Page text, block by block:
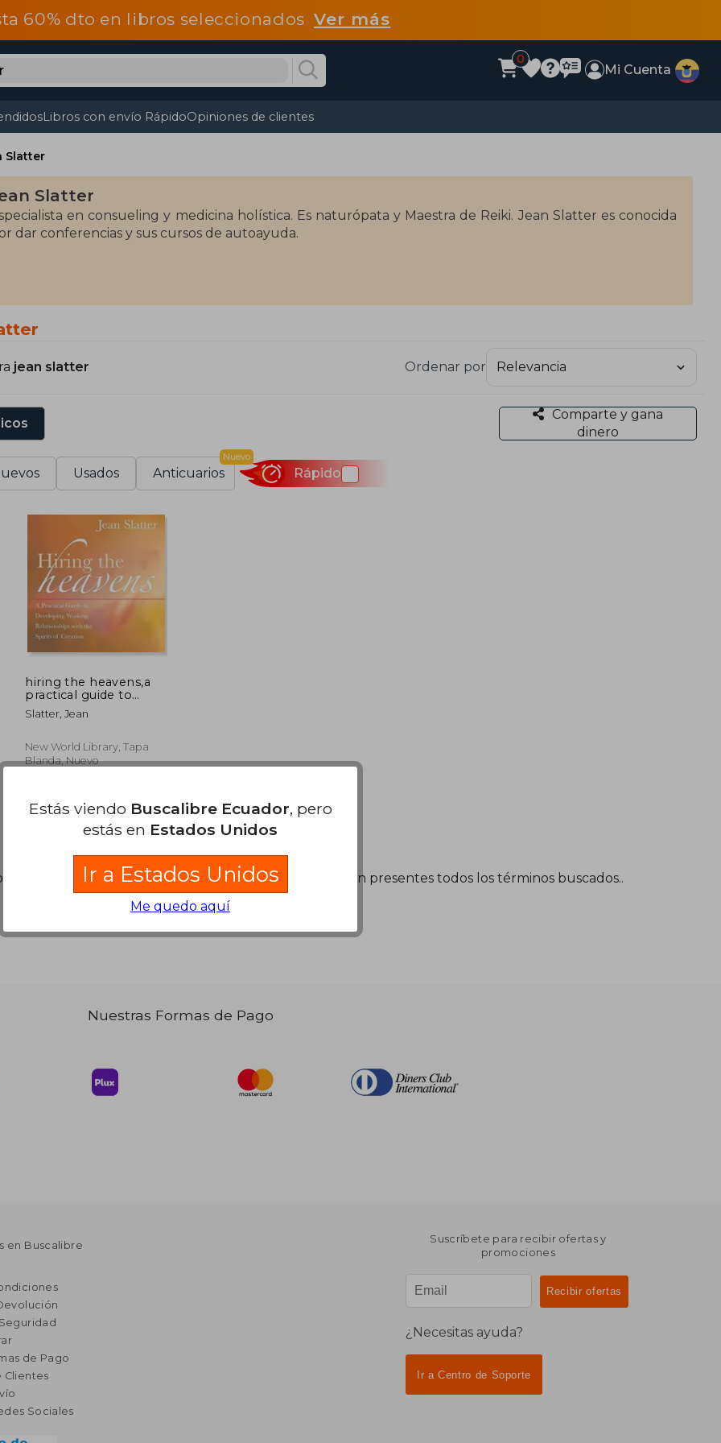
60% dto en libros seleccionadosVer más
0
Mi Cuenta
Libros con envío RápidoOpiniones de clientes
Slatter
Slatter
en consueling y medicina holística. Es naturópata y Maestra de Reiki. Jean Slatter es conocida
dar conferencias y sus cursos de autoayuda.
jean slatter Ordenar por
Comparte y gana
dinero
Usados Anticuarios
Nuevo
Rápido
hiring the heavens,a
practical guide to
developing working
relationships with the
Inglés)
Slatter, Jean
New World Library, Tapa
Blanda, Nuevo
40%
dcto.
$ 42.71
$ 25.63
libros. PuedesRepetir la Búsqueda sin exigir que estén presentes todos los términos buscados..
Nuestras Formas de Pago
en Buscalibre
de Pago
Clientes
Sociales
Suscríbete para recibir ofertas y
promociones
¿Necesitas ayuda?
Ir a Centro de Soporte
Estás viendo Buscalibre Ecuador, pero
estás en Estados Unidos
Ir a Estados Unidos
Me quedo aquí